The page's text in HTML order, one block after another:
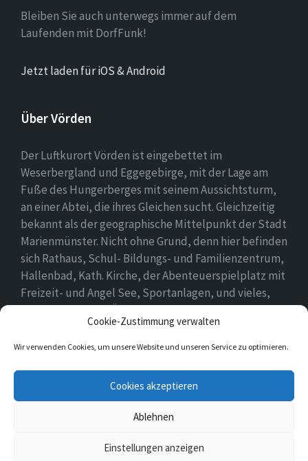
Cookie-Zustimmung verwalten
Wir verwenden Cookies, um unsere Website und unseren Service zu optimieren.
Cookies akzeptieren
Ablehnen
Einstellungen anzeigen
Bleiben Sie auch unterwegs immer auf dem
Laufenden mit DorfFunk!
Jetzt laden für iOS & Android
Über Vörden
Der Luftkurort Vörden ist eingebettet im
Weserbergland und Eggegebirge, mit der Lage am
Fuße des Hungerberges mit seinem Aussichtsturm,
an einer Abtei, die ihres Gleichen sucht. Gleichzeitig
bekannt als der geographische Mittelpunkt der Stadt
Marienmünster. Nicht ohne Grund, denn hier befinden
sich Rathaus, Schul- Bildungs- und Familienzentrum,
Hallenbad, Kath. Kirche, der Abenteuerspielplatz mit
Freizeit- und Angel See, Sportanlagen, und vieles,
vieles mehr. Einen Überblick findet ihr hier auf
unserer Webseite..